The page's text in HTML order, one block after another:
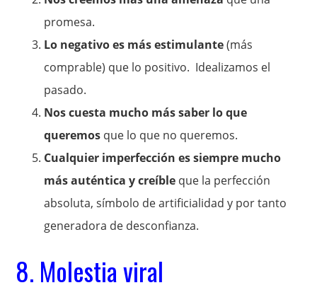
promesa.
Lo negativo es más estimulante(más
comprable) que lo positivo. Idealizamos el
pasado.
Nos cuesta mucho más saber lo que
queremos que lo que no queremos.
Cualquier imperfección es siempre mucho
más auténtica y creíble que la perfección
absoluta, símbolo de artificialidad y por tanto
generadora de desconfianza.
8. Molestia viral